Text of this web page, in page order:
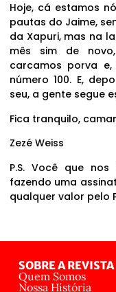
Hoje, cá estamos
pautas do Jaime,
da Xapuri, mas na
mês sim de
carcamos porva
número 100. E,
seu, a gente segue
Fica tranquilo,
Zezé Weiss
P.S. Você que
fazendo uma
qualquer valor pelo
SOBRE A REVISTA
Quem Somos
Nossa História